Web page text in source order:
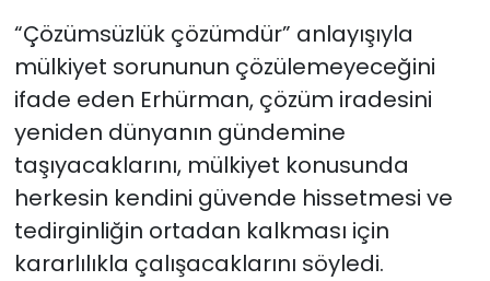
“Çözümsüzlük çözümdür” anlayışıyla
mülkiyet sorununun çözülemeyeceğini
ifade eden Erhürman, çözüm iradesini
yeniden dünyanın gündemine
taşıyacaklarını, mülkiyet konusunda
herkesin kendini güvende hissetmesi ve
tedirginliğin ortadan kalkması için
kararlılıkla çalışacaklarını söyledi.